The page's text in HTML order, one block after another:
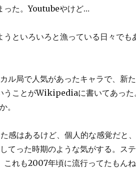
った。Youtubeやけど…
といろいろと漁っている日々でも
ル局で人気があったキャラで、新
うことがWikipediaに書いてあった
。
はあるけど、個人的な感覚だと、
てった時期のような気がする。ス
これも2007年頃に流行ってたもん